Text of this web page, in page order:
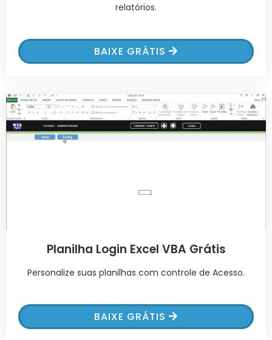
relatórios.
BAIXE GRÁTIS
Planilha Login Excel VBA Grátis
Personalize suas planilhas com controle de Acesso.
BAIXE GRÁTIS